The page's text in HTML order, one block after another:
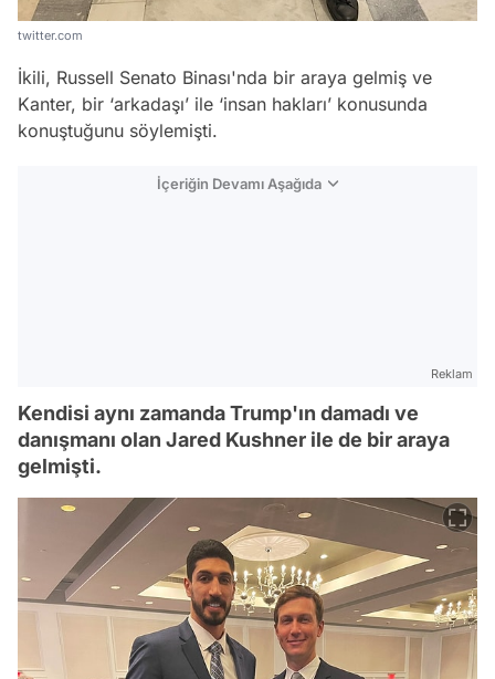
twitter.com
İkili, Russell Senato Binası'nda bir araya gelmiş ve
Kanter, bir ‘arkadaşı’ ile ‘insan hakları’ konusunda
konuştuğunu söylemişti.
İçeriğin Devamı Aşağıda
Reklam
Kendisi aynı zamanda Trump'ın damadı ve
danışmanı olan Jared Kushner ile de bir araya
gelmişti.